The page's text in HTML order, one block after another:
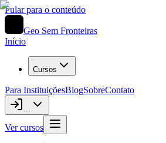
Pular para o conteúdo
Geo Sem Fronteiras
Início
Cursos
Para InstituiçõesBlogSobreContato
...
Ver cursos